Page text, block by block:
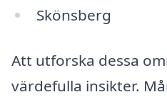
Skönsberg
Att utforska dessa
värdefulla insikter.